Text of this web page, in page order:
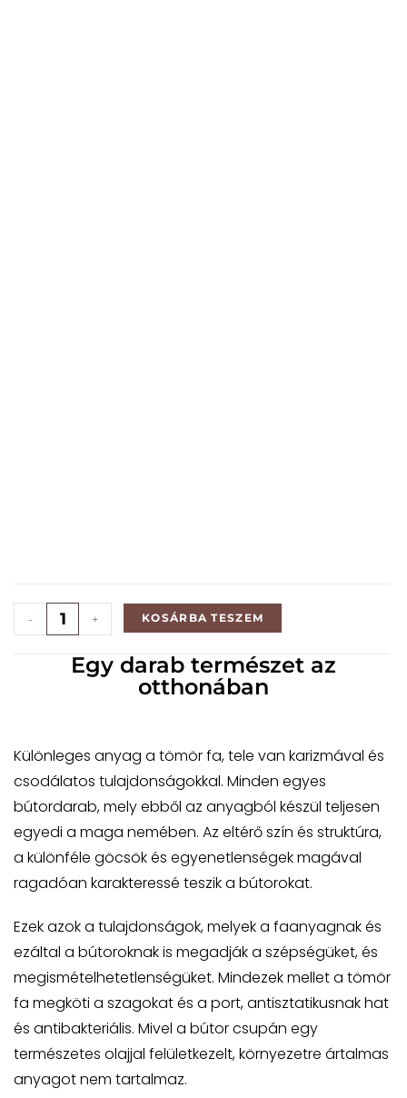
- + KOSÁRBA TESZEM
Egy darab természet az
otthonában
Különleges anyag a tömör fa, tele van karizmával és
csodálatos tulajdonságokkal. Minden egyes
bútordarab, mely ebből az anyagból készül teljesen
egyedi a maga nemében. Az eltérő szín és struktúra,
a különféle göcsök és egyenetlenségek magával
ragadóan karakteressé teszik a bútorokat.
Ezek azok a tulajdonságok, melyek a faanyagnak és
ezáltal a bútoroknak is megadják a szépségüket, és
megismételhetetlenségüket. Mindezek mellet a tömör
fa megköti a szagokat és a port, antisztatikusnak hat
és antibakteriális. Mivel a bútor csupán egy
természetes olajjal felületkezelt, környezetre ártalmas
anyagot nem tartalmaz.